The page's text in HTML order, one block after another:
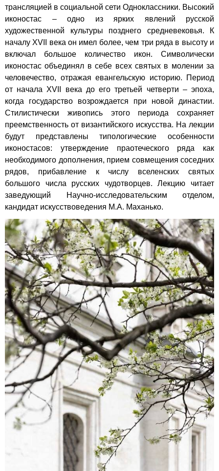
трансляцией в социальной сети Одноклассники. Высокий
иконостас – одно из ярких явлений русской
художественной культуры позднего средневековья. К
началу XVII века он имел более, чем три ряда в высоту и
включал большое количество икон. Символически
иконостас объединял в себе всех святых в молении за
человечество, отражая евангельскую историю. Период
от начала XVII века до его третьей четверти – эпоха,
когда государство возрождается при новой династии.
Стилистически живопись этого периода сохраняет
преемственность от византийского искусства. На лекции
будут представлены типологические особенности
иконостасов: утверждение праотеческого ряда как
необходимого дополнения, прием совмещения соседних
рядов, прибавление к числу вселенских святых
большого числа русских чудотворцев. Лекцию читает
заведующий Научно-исследовательским отделом,
кандидат искусствоведения М.А. Маханько.